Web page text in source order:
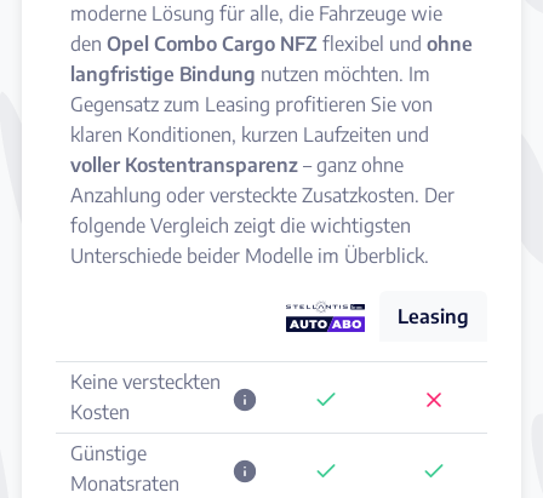
moderne Lösung für alle, die Fahrzeuge wie
den Opel Combo Cargo NFZ flexibel und ohne
langfristige Bindung nutzen möchten. Im
Gegensatz zum Leasing profitieren Sie von
klaren Konditionen, kurzen Laufzeiten und
voller Kostentransparenz – ganz ohne
Anzahlung oder versteckte Zusatzkosten. Der
folgende Vergleich zeigt die wichtigsten
Unterschiede beider Modelle im Überblick.
Leasing
Keine versteckten
Kosten
Günstige
Monatsraten